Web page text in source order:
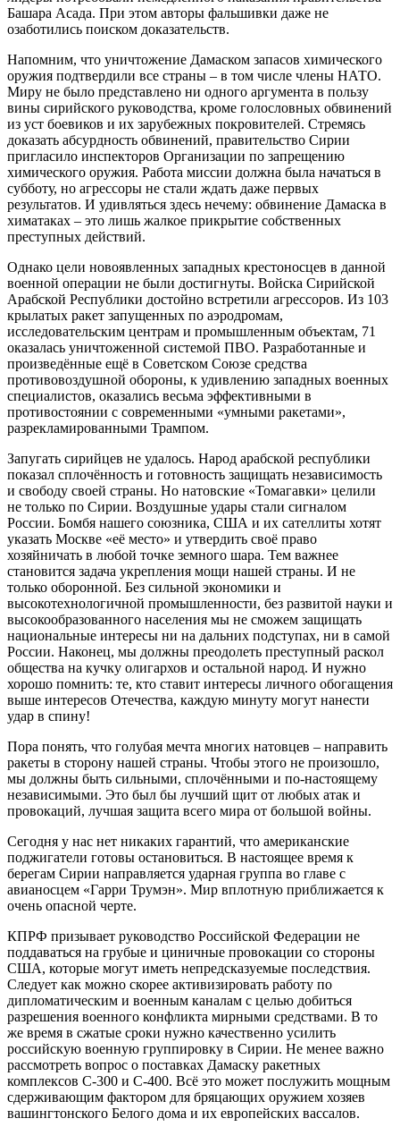
Башара Асада. При этом авторы фальшивки даже не
озаботились поиском доказательств.
Напомним, что уничтожение Дамаском запасов химического
оружия подтвердили все страны – в том числе члены НАТО.
Миру не было представлено ни одного аргумента в пользу
вины сирийского руководства, кроме голословных обвинений
из уст боевиков и их зарубежных покровителей. Стремясь
доказать абсурдность обвинений, правительство Сирии
пригласило инспекторов Организации по запрещению
химического оружия. Работа миссии должна была начаться в
субботу, но агрессоры не стали ждать даже первых
результатов. И удивляться здесь нечему: обвинение Дамаска в
химатаках – это лишь жалкое прикрытие собственных
преступных действий.
Однако цели новоявленных западных крестоносцев в данной
военной операции не были достигнуты. Войска Сирийской
Арабской Республики достойно встретили агрессоров. Из 103
крылатых ракет запущенных по аэродромам,
исследовательским центрам и промышленным объектам, 71
оказалась уничтоженной системой ПВО. Разработанные и
произведённые ещё в Советском Союзе средства
противовоздушной обороны, к удивлению западных военных
специалистов, оказались весьма эффективными в
противостоянии с современными «умными ракетами»,
разрекламированными Трампом.
Запугать сирийцев не удалось. Народ арабской республики
показал сплочённость и готовность защищать независимость
и свободу своей страны. Но натовские «Томагавки» целили
не только по Сирии. Воздушные удары стали сигналом
России. Бомбя нашего союзника, США и их сателлиты хотят
указать Москве «её место» и утвердить своё право
хозяйничать в любой точке земного шара. Тем важнее
становится задача укрепления мощи нашей страны. И не
только оборонной. Без сильной экономики и
высокотехнологичной промышленности, без развитой науки и
высокообразованного населения мы не сможем защищать
национальные интересы ни на дальних подступах, ни в самой
России. Наконец, мы должны преодолеть преступный раскол
общества на кучку олигархов и остальной народ. И нужно
хорошо помнить: те, кто ставит интересы личного обогащения
выше интересов Отечества, каждую минуту могут нанести
удар в спину!
Пора понять, что голубая мечта многих натовцев – направить
ракеты в сторону нашей страны. Чтобы этого не произошло,
мы должны быть сильными, сплочёнными и по-настоящему
независимыми. Это был бы лучший щит от любых атак и
провокаций, лучшая защита всего мира от большой войны.
Сегодня у нас нет никаких гарантий, что американские
поджигатели готовы остановиться. В настоящее время к
берегам Сирии направляется ударная группа во главе с
авианосцем «Гарри Трумэн». Мир вплотную приближается к
очень опасной черте.
КПРФ призывает руководство Российской Федерации не
поддаваться на грубые и циничные провокации со стороны
США, которые могут иметь непредсказуемые последствия.
Следует как можно скорее активизировать работу по
дипломатическим и военным каналам с целью добиться
разрешения военного конфликта мирными средствами. В то
же время в сжатые сроки нужно качественно усилить
российскую военную группировку в Сирии. Не менее важно
рассмотреть вопрос о поставках Дамаску ракетных
комплексов С-300 и С-400. Всё это может послужить мощным
сдерживающим фактором для бряцающих оружием хозяев
вашингтонского Белого дома и их европейских вассалов.